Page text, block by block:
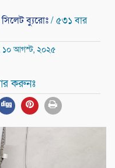
ব্যুরোঃ/ ৫৩১ বার
১০ আগস্ট, ২০২৫
করুনঃ